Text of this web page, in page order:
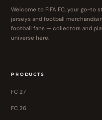
Welcome to FIFA FC, your go-to
jerseys and football
football fans — collectors and
universe here.
PRODUCTS
FC 27
FC 26